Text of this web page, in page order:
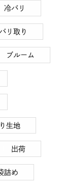
冷バリ
リ取り
ブルーム
生地
出荷
詰め